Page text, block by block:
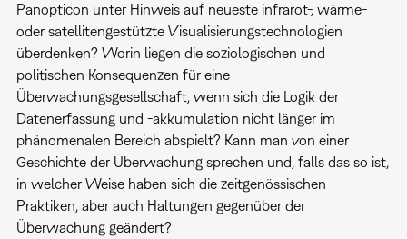
Panopticon unter Hinweis auf neueste infrarot-, wärme-
oder satellitengestützte Visualisierungstechnologien
überdenken? Worin liegen die soziologischen und
politischen Konsequenzen für eine
Überwachungsgesellschaft, wenn sich die Logik der
Datenerfassung und -akkumulation nicht länger im
phänomenalen Bereich abspielt? Kann man von einer
Geschichte der Überwachung sprechen und, falls das so ist,
in welcher Weise haben sich die zeitgenössischen
Praktiken, aber auch Haltungen gegenüber der
Überwachung geändert?